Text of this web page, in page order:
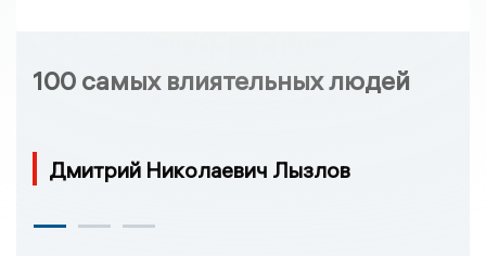
100 самых влиятельных людей
Дмитрий Николаевич Лызлов